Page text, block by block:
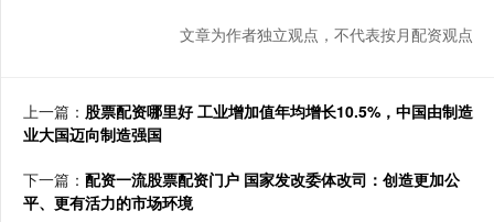
文章为作者独立观点，不代表按月配资观点
上一篇： 股票配资哪里好 工业增加值年均增长10.5%，中国由制造
业大国迈向制造强国
下一篇： 配资一流股票配资门户 国家发改委体改司：创造更加公
平、更有活力的市场环境